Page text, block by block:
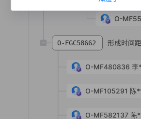
O-FGC58662 形成时间
O-MF480836 李
O-MF105291 陈
O-MF582137 陈
O-